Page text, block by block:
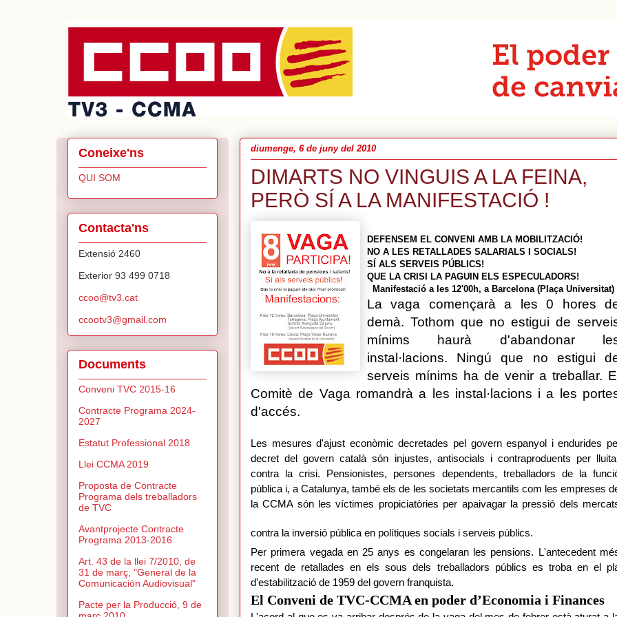
diumenge, 6 de juny del 2010
DIMARTS NO VINGUIS A LA FEINA,
PERÒ SÍ A LA MANIFESTACIÓ !
DEFENSEM EL CONVENI AMB LA MOBILITZACIÓ!
NO A LES RETALLADES SALARIALS I SOCIALS!
SÍ ALS SERVEIS PÚBLICS!
QUE LA CRISI LA PAGUIN ELS ESPECULADORS!
Manifestació a les 12'00h, a Barcelona (Plaça Universitat)
La vaga començarà a les 0 hores
demà. Tothom que no estigui de
mínims haurà d'abandonar
instal·lacions. Ningú que no estigui
serveis mínims ha de venir a treballar. El
Comitè de Vaga romandrà a les instal·lacions i a les
d'accés.
Les mesures d'ajust econòmic decretades pel govern espanyol i endurides pel
decret del govern català són injustes, antisocials i contraproduents per
contra la crisi. Pensionistes, persones dependents, treballadors de la
pública i, a Catalunya, també els de les societats mercantils com les empreses
la CCMA són les víctimes propiciatòries per apaivagar la pressió dels
contra la inversió pública en polítiques socials i serveis públics.
Per primera vegada en 25 anys es congelaran les pensions. L'antecedent
recent de retallades en els sous dels treballadors públics es troba en el
d'estabilització de 1959 del govern franquista.
El Conveni de TVC-CCMA en poder d’Economia i Finances
Coneixe'ns
QUI SOM
Contacta'ns
Extensió 2460
Exterior 93 499 0718
ccoo@tv3.cat
ccootv3@gmail.com
Documents
Conveni TVC 2015-16
Contracte Programa 2024-
2027
Estatut Professional 2018
Llei CCMA 2019
Proposta de Contracte
Programa dels treballadors
de TVC
Avantprojecte Contracte
Programa 2013-2016
Art. 43 de la llei 7/2010, de
31 de març, "General de la
Comunicación Audiovisual"
Pacte per la Producció, 9 de